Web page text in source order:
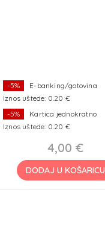
-5%
E-banking/gotovina
Iznos uštede: 0.20 €
-5%
Kartica jednokratno
Iznos uštede: 0.20 €
4,00 €
DODAJ U KOŠARICU